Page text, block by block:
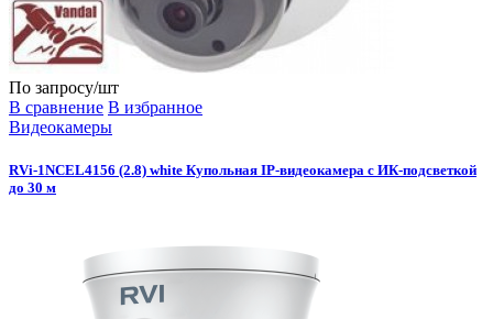
По запросу/шт
В сравнение В избранное
Видеокамеры
RVi-1NCEL4156 (2.8) white Купольная IP-видеокамера с ИК-подсветкой
до 30 м